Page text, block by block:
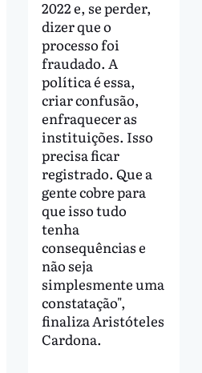
2022 e, se perder,
dizer que o
processo foi
fraudado. A
política é essa,
criar confusão,
enfraquecer as
instituições. Isso
precisa ficar
registrado. Que a
gente cobre para
que isso tudo
tenha
consequências e
não seja
simplesmente uma
constatação",
finaliza Aristóteles
Cardona.